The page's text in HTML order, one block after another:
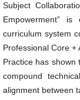
Subject
Empowerment” is
curriculum system
Professional Core +
Practice has shown
compound
alignment between